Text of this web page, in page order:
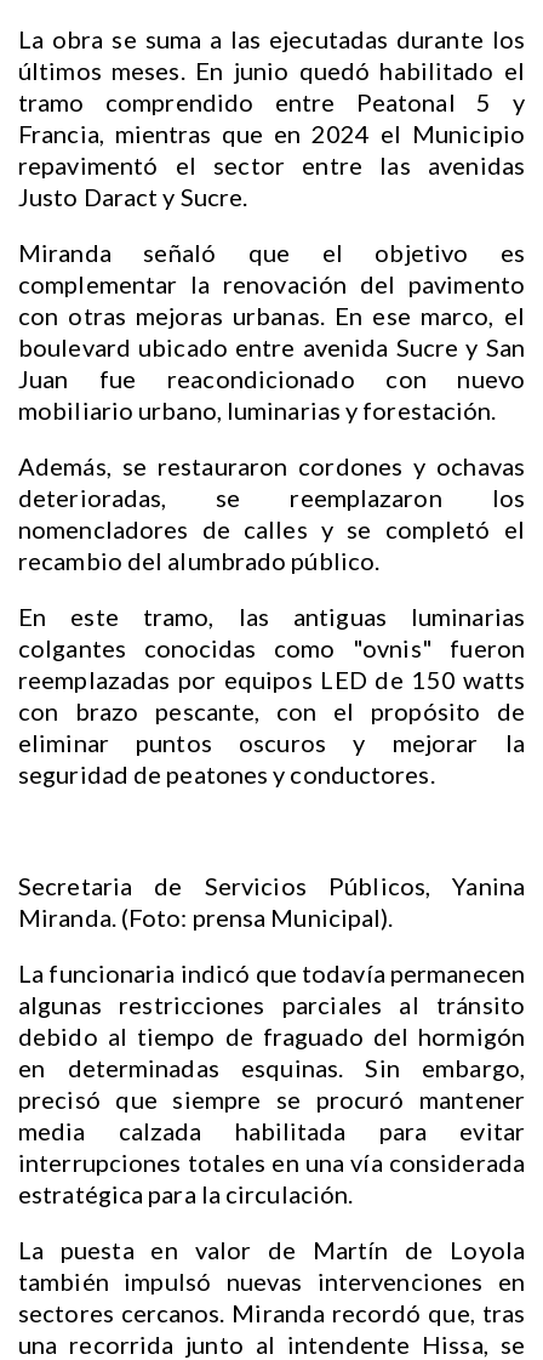
La obra se suma a las ejecutadas durante los
últimos meses. En junio quedó habilitado el
tramo comprendido entre Peatonal 5 y
Francia, mientras que en 2024 el Municipio
repavimentó el sector entre las avenidas
Justo Daract y Sucre.
Miranda señaló que el objetivo es
complementar la renovación del pavimento
con otras mejoras urbanas. En ese marco, el
boulevard ubicado entre avenida Sucre y San
Juan fue reacondicionado con nuevo
mobiliario urbano, luminarias y forestación.
Además, se restauraron cordones y ochavas
deterioradas, se reemplazaron los
nomencladores de calles y se completó el
recambio del alumbrado público.
En este tramo, las antiguas luminarias
colgantes conocidas como "ovnis" fueron
reemplazadas por equipos LED de 150 watts
con brazo pescante, con el propósito de
eliminar puntos oscuros y mejorar la
seguridad de peatones y conductores.
Secretaria de Servicios Públicos, Yanina
Miranda. (Foto: prensa Municipal).
La funcionaria indicó que todavía permanecen
algunas restricciones parciales al tránsito
debido al tiempo de fraguado del hormigón
en determinadas esquinas. Sin embargo,
precisó que siempre se procuró mantener
media calzada habilitada para evitar
interrupciones totales en una vía considerada
estratégica para la circulación.
La puesta en valor de Martín de Loyola
también impulsó nuevas intervenciones en
sectores cercanos. Miranda recordó que, tras
una recorrida junto al intendente Hissa, se